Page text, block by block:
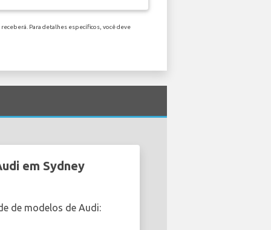
Para detalhes específicos, você deve
em Sydney
de modelos de Audi: